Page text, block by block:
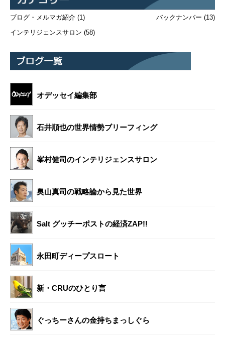
ブログ・メルマガ紹介 (1)
インテリジェンスサロン (58)
バックナンバー (13)
オデッセイ編集部
石井順也の世界情勢ブリーフィング
峯村健司のインテリジェンスサロン
奥山真司の戦略論から見た世界
Salt グッチーポストの経済ZAP!!
永田町ディープスロート
新・CRUのひとり言
ぐっちーさんの金持ちまっしぐら